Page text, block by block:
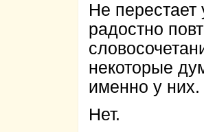
Не перестает
радостно
некоторые
именно у них.
Нет.